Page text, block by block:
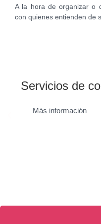
A la hora de organizar o
con quienes entienden de